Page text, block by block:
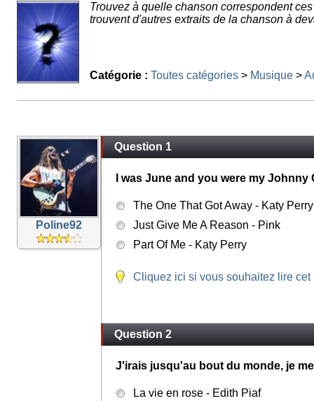
Trouvez à quelle chanson correspondent
trouvent d'autres extraits de la chanson à
Catégorie : Toutes catégories > Musique >
Poline92
Question 1
I was June and you were my
The One That Got Away - Katy Perry
Just Give Me A Reason - Pink
Part Of Me - Katy Perry
Cliquez ici si vous souhaitez lire cet
Question 2
J'irais jusqu'au bout du monde, je
La vie en rose - Edith Piaf